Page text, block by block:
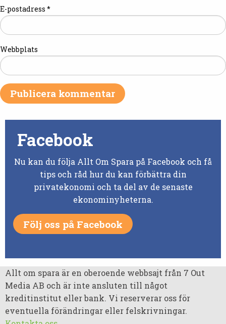
E-postadress *
Webbplats
Facebook
Nu kan du följa Allt Om Spara på Facebook och få
tips och råd hur du kan förbättra din
privatekonomi och ta del av de senaste
ekonominyheterna.
Följ oss på Facebook
Allt om spara är en oberoende webbsajt från 7 Out
Media AB och är inte ansluten till något
kreditinstitut eller bank. Vi reserverar oss för
eventuella förändringar eller felskrivningar.